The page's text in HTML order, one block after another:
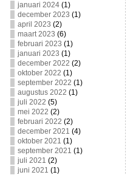
januari 2024(1)
december 2023 (1)
april 2023 (2)
maart 2023 (6)
februari 2023 (1)
januari 2023 (1)
december 2022 (2)
oktober 2022 (1)
september 2022 (1)
augustus 2022 (1)
juli 2022 (5)
mei 2022 (2)
februari 2022 (2)
december 2021 (4)
oktober 2021 (1)
september 2021 (1)
juli 2021 (2)
juni 2021 (1)